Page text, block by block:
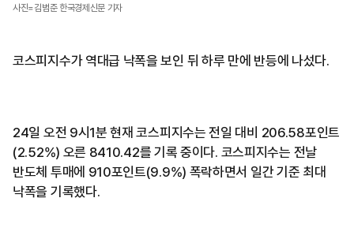
사진=김범준 한국경제신문 기자
코스피지수가 역대급 낙폭을 보인 뒤 하루 만에 반등에 나섰다.
24일 오전 9시1분 현재 코스피지수는 전일 대비 206.58포인트
(2.52%) 오른 8410.42를 기록 중이다. 코스피지수는 전날
반도체 투매에 910포인트(9.9%) 폭락하면서 일간 기준 최대
낙폭을 기록했다.